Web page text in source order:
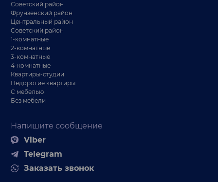
Напишите сообщение
Viber
Telegram
Заказать звонок
Советский район
Фрунзенский район
Центральный район
Советский район
1-комнатные
2-комнатные
3-комнатные
4-комнатные
Квартиры-студии
Недорогие квартиры
С мебелью
Без мебели